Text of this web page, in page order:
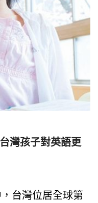
灣孩子對英語更
台灣位居全球第